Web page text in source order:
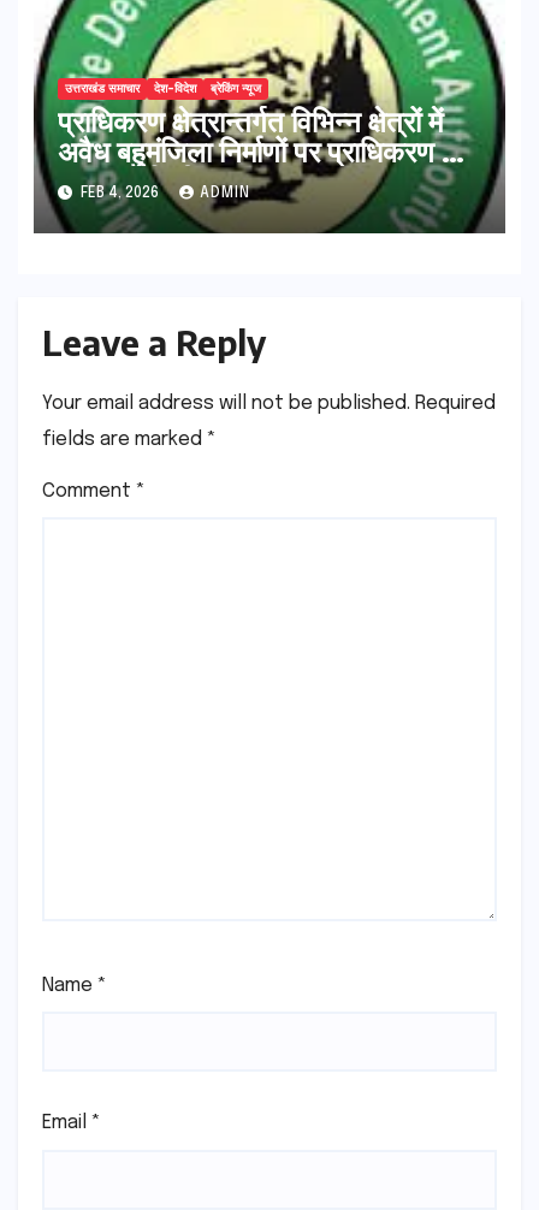
उत्तराखंड समाचार देश-विदेश ब्रेकिंग न्यूज
प्राधिकरण क्षेत्रान्तर्गत विभिन्न क्षेत्रों में
अवैध बहुमंजिला निर्माणों पर प्राधिकरण की
सख़्त कार्रवाई
FEB 4, 2026 ADMIN
Leave a Reply
Your email address will not be published. Required
fields are marked *
Comment *
Name *
Email *